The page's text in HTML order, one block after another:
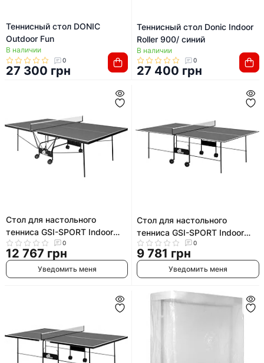
Теннисный стол DONIC
Outdoor Fun
В наличии
0
27 300 грн
Теннисный стол Donic Indoor
Roller 900/ синий
В наличии
0
27 400 грн
Стол для настольного
тенниса GSI-SPORT Indoor
Gk-5/Gp-5 MT-0932 (Синий)
0
12 767 грн
Уведомить меня
Стол для настольного
тенниса GSI-SPORT Indoor
Gk-2 MT-46900
9 781 грн
Уведомить меня